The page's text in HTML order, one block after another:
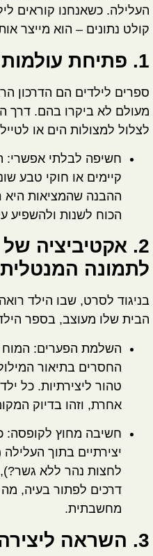
העלילה. כשאנחנו קוראים
קולט נתונים – הוא מייצר
1. פתיחת עולמות ומרחבים חדשים
ספרים לילדים הם הדרכון
מעולם לא ביקרו בהם. דרך
לצלול למצולות הים או
חשיפה לבלתי אפשרי:
קיימים או חוקי טבע
ההבנה שהמציאות היא
הכוח לשנות ולהשפיע
2. אקטיביציה
לתמונה המנטלית
בניגוד לסרט, שבו הילד
הבית שלו מעוצב, בספר
השלמת הפערים:
החסרים בתיאור
טהור ליצירתיות. כל
אחרת, וזהו בדיוק
חשיבה מחוץ לקופסה:
יצירתיים בתוך
לחצות נהר ללא גשר?),
דרכים לפתור בעיה,
מחשבתית.
3. השראה ליצירה עצמית